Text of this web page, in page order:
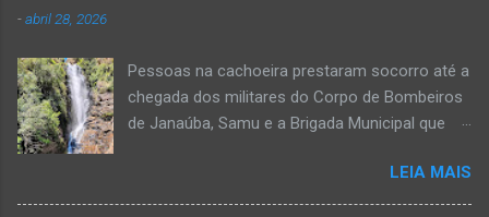
do Suporte Aéreo Avançado de Vida (SAAV)
para unidade hospi...
-abril 28, 2026
Pessoas na cachoeira prestaram socorro até a
chegada dos militares do Corpo de Bombeiros
de Janaúba, Samu e a Brigada Municipal que
resistiu e foi a óbito Foto álbum pessoal Kauan
Pereira Alves publicou em sua rede social a
LEIA MAIS